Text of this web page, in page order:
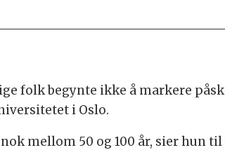
folk begynte ikke å markere
i Oslo.
mellom 50 og 100 år, sier hun